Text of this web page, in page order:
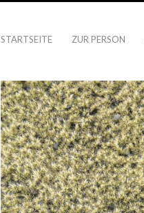
STARTSEITE ZUR PERSON